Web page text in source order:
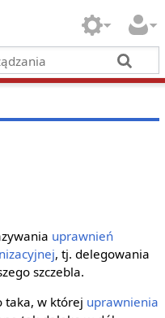
uprawnień
, tj. delegowania
szczebla.
taka, w której uprawnienia